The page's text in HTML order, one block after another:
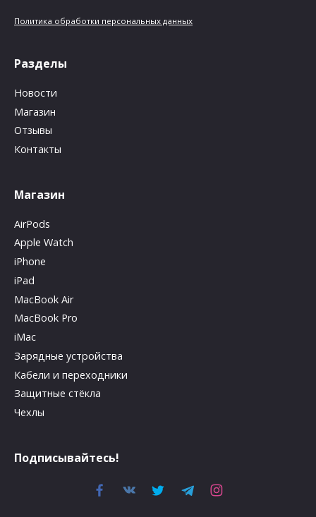
Политика обработки персональных данных
Разделы
Новости
Магазин
Отзывы
Контакты
Магазин
AirPods
Apple Watch
iPhone
iPad
MacBook Air
MacBook Pro
iMac
Зарядные устройства
Кабели и переходники
Защитные стёкла
Чехлы
Подписывайтесь!